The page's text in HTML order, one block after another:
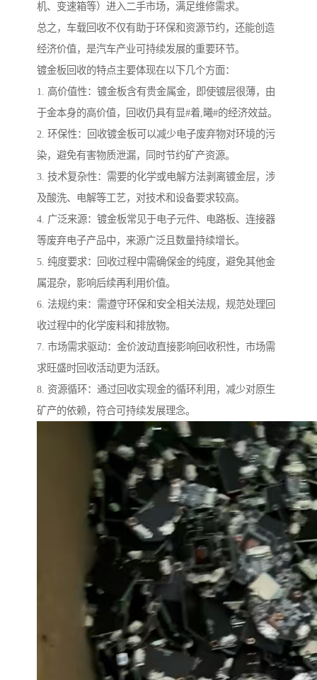
机、变速箱等）进入二手市场，满足维修需求。
总之，车载回收不仅有助于环保和资源节约，还能创造
经济价值，是汽车产业可持续发展的重要环节。
镀金板回收的特点主要体现在以下几个方面：
1. 高价值性：镀金板含有贵金属金，即使镀层很薄，由
于金本身的高价值，回收仍具有显#着,曦#的经济效益。
2. 环保性：回收镀金板可以减少电子废弃物对环境的污
染，避免有害物质泄漏，同时节约矿产资源。
3. 技术复杂性：需要的化学或电解方法剥离镀金层，涉
及酸洗、电解等工艺，对技术和设备要求较高。
4. 广泛来源：镀金板常见于电子元件、电路板、连接器
等废弃电子产品中，来源广泛且数量持续增长。
5. 纯度要求：回收过程中需确保金的纯度，避免其他金
属混杂，影响后续再利用价值。
6. 法规约束：需遵守环保和安全相关法规，规范处理回
收过程中的化学废料和排放物。
7. 市场需求驱动：金价波动直接影响回收积性，市场需
求旺盛时回收活动更为活跃。
8. 资源循环：通过回收实现金的循环利用，减少对原生
矿产的依赖，符合可持续发展理念。